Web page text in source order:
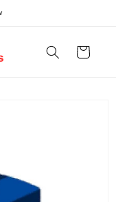
Warenkorb